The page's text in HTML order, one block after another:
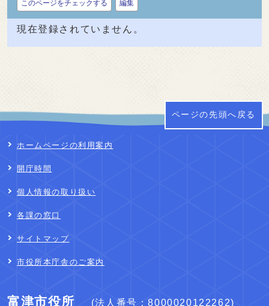
このページをチェックする 編集
現在登録されていません。
ページの先頭へ戻る
ホームページの利用案内
開庁時間
個人情報の取り扱い
各課の窓口
サイトマップ
市役所本庁舎のご案内
富津市役所 (法人番号：8000020122262)